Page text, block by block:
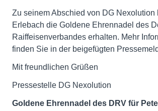
Zu seinem Abschied von DG Nexolution
Erlebach die Goldene Ehrennadel des
Raiffeisenverbandes erhalten. Mehr
finden Sie in der beigefügten
Mit freundlichen Grüßen
Pressestelle DG Nexolution
Goldene Ehrennadel des DRV für